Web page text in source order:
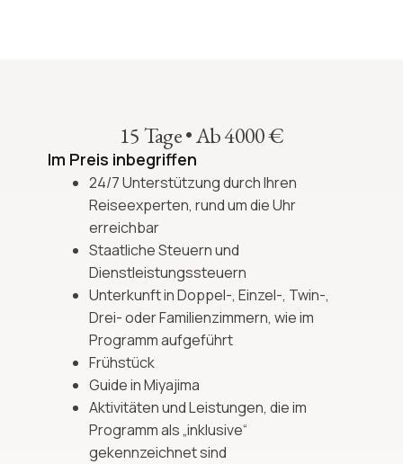
15 Tage•Ab 4000 €
Im Preis inbegriffen
24/7 Unterstützung durch Ihren
Reiseexperten, rund um die Uhr
erreichbar
Staatliche Steuern und
Dienstleistungssteuern
Unterkunft in Doppel-, Einzel-, Twin-,
Drei- oder Familienzimmern, wie im
Programm aufgeführt
Frühstück
Guide in Miyajima
Aktivitäten und Leistungen, die im
Programm als „inklusive“
gekennzeichnet sind